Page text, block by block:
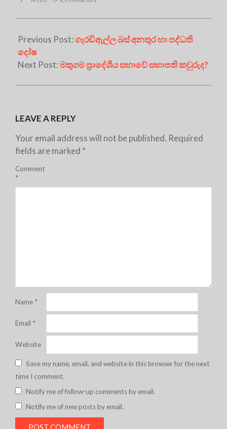
Previous Post:ගැරඬිඇල්ල බස් අනතුර හා පද්ධති
දෝෂ
Next Post:මතුගම ප්‍රාදේශීය සභාවේ සභාපති කවුරුද?
LEAVE A REPLY
Your email address will not be published. Required
fields are marked *
Comment
*
Name *
Email *
Website
Save my name, email, and website in this browser for the next
time I comment.
Notify me of follow-up comments by email.
Notify me of new posts by email.